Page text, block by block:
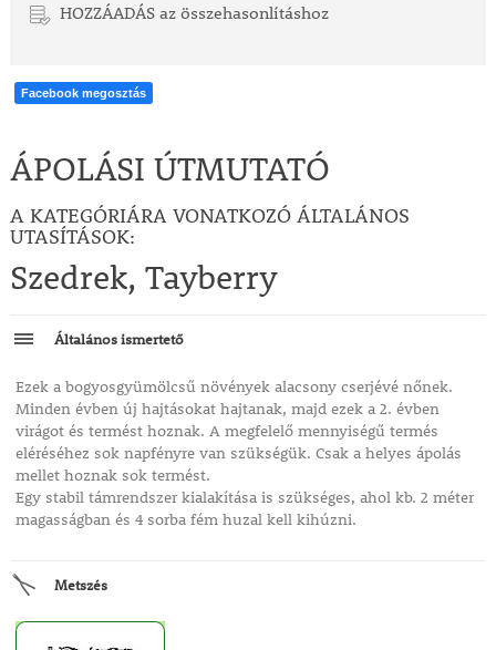
HOZZÁADÁS az összehasonlításhoz
Facebook megosztás
ÁPOLÁSI ÚTMUTATÓ
A KATEGÓRIÁRA VONATKOZÓ ÁLTALÁNOS
UTASÍTÁSOK:
Szedrek, Tayberry
Általános ismertető
Ezek a bogyosgyümölcsű növények alacsony cserjévé nőnek.
Minden évben új hajtásokat hajtanak, majd ezek a 2. évben
virágot és termést hoznak. A megfelelő mennyiségű termés
eléréséhez sok napfényre van szükségük. Csak a helyes ápolás
mellet hoznak sok termést.
Egy stabil támrendszer kialakítása is szükséges, ahol kb. 2 méter
magasságban és 4 sorba fém huzal kell kihúzni.
Metszés